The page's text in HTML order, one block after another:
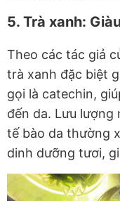
5. Trà xanh:
Theo các tác giả
trà xanh đặc biệt
gọi là catechin,
đến da. Lưu lượng
tế bào da thường
dinh dưỡng tươi,